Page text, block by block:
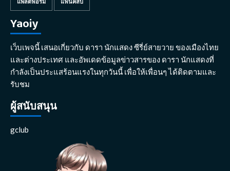
แพลตฟอร์ม แฟนคลับ
Yaoiy
เว็บเพจนี้ เสนอเกี่ยวกับ ดารา นักแสดง ซีรี่ย์สายวาย ของเมืองไทย
และต่างประเทศ และอัพเดดข้อมูลข่าวสารของ ดารา นักแสดงที่
กำลังเป็นประแสร้อนแรงในทุกวันนี้ เพื่อให้เพื่อนๆ ได้ติดตามและ
รับชม
ผู้สนับสนุน
gclub